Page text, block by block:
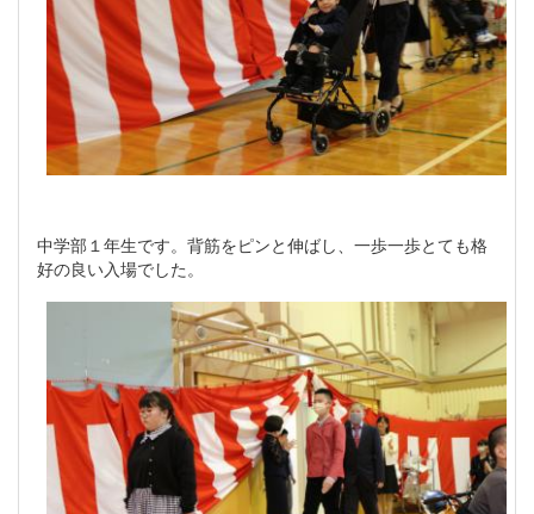
中学部１年生です。背筋をピンと伸ばし、一歩一歩とても格
好の良い入場でした。